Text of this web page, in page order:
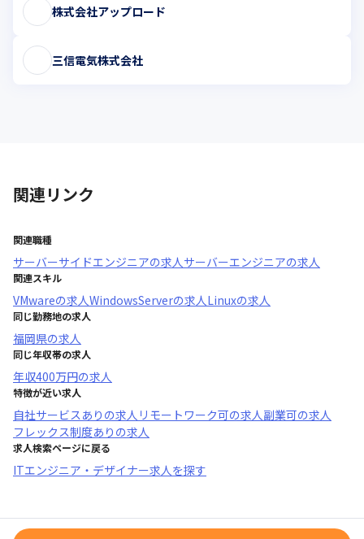
株式会社アップロード
三信電気株式会社
関連リンク
関連職種
サーバーサイドエンジニアの求人サーバーエンジニアの求人
関連スキル
VMwareの求人WindowsServerの求人Linuxの求人
同じ勤務地の求人
福岡県の求人
同じ年収帯の求人
年収400万円の求人
特徴が近い求人
自社サービスあり の求人 リモートワーク可の求人副業可の求人
フレックス制度あり の求人
求人検索ページに戻る
ITエンジニア・デザイナー求人を探す